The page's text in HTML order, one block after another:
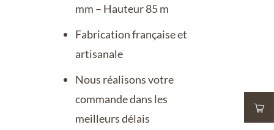
mm – Hauteur 85 m
Fabrication française et
artisanale
Nous réalisons votre
commande dans les
meilleurs délais